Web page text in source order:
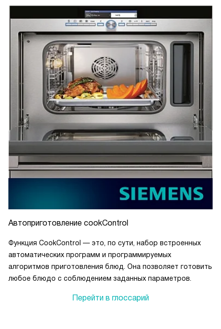
Автоприготовление cookControl
Функция CookControl — это, по сути, набор встроенных
автоматических программ и программируемых
алгоритмов приготовления блюд. Она позволяет готовить
любое блюдо с соблюдением заданных параметров.
Перейти в глоссарий